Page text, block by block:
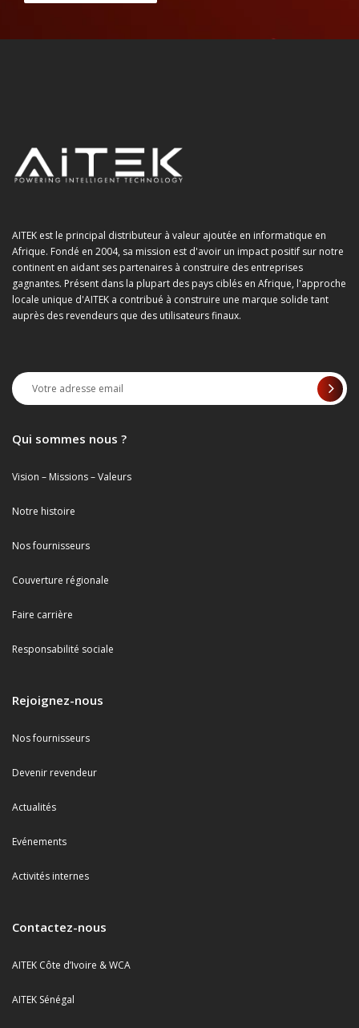
AITEK est le principal distributeur à valeur ajoutée en informatique en
Afrique. Fondé en 2004, sa mission est d'avoir un impact positif sur notre
continent en aidant ses partenaires à construire des entreprises
gagnantes. Présent dans la plupart des pays ciblés en Afrique, l'approche
locale unique d'AITEK a contribué à construire une marque solide tant
auprès des revendeurs que des utilisateurs finaux.
Qui sommes nous ?
Vision – Missions – Valeurs
Notre histoire
Nos fournisseurs
Couverture régionale
Faire carrière
Responsabilité sociale
Rejoignez-nous
Nos fournisseurs
Devenir revendeur
Actualités
Evénements
Activités internes
Contactez-nous
AITEK Côte d’Ivoire & WCA
AITEK Sénégal